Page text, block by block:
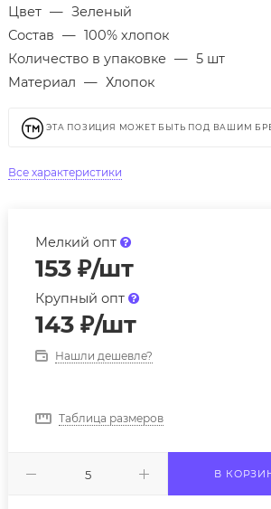
Цвет — Зеленый
Состав — 100% хлопок
Количество в упаковке — 5 шт
Материал — Хлопок
ЭТА ПОЗИЦИЯ МОЖЕТ БЫТЬ ПОД ВАШИМ
Все характеристики
Мелкий опт
153 ₽/шт
Крупный опт
143 ₽/шт
Нашли дешевле?
Таблица размеров
В